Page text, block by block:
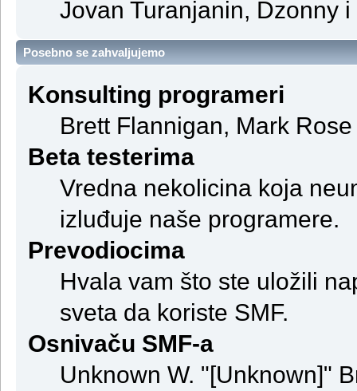
Jovan Turanjanin, Dzonny
Posebno se zahvaljujemo
Konsulting programeri
Brett Flannigan, Mark
Beta testerima
Vredna nekolicina koja
izluđuje naše programere.
Prevodiocima
Hvala vam što ste uložili
sveta da koriste SMF.
Osnivaču SMF-a
Unknown W. "[Unknown]"